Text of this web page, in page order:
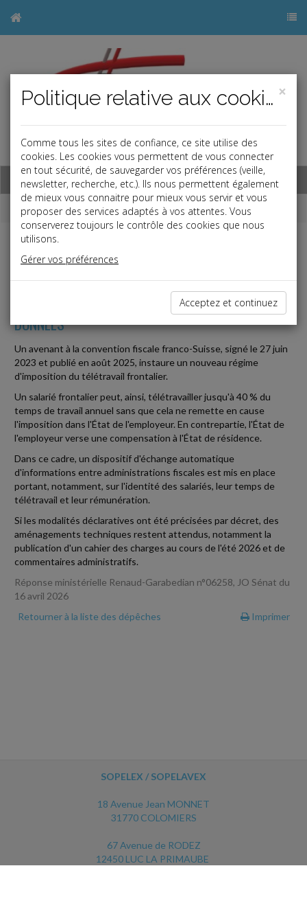
Base documentaire
Dépêches
Fiscal TPE
TÉLÉTRAVAIL FRONTALIER ET ÉCHANGE DE
DONNÉES
Un avenant à la convention fiscale franco-Suisse, signé le 27 juin
2023 et publié en août 2025, instaure un nouveau régime
d'imposition du télétravail frontalier.
Un salarié frontalier peut, ainsi, télétravailler jusqu'à 40 % du
temps de travail annuel sans que cela ne remette en cause
l'imposition dans l'État de l'employeur. En contrepartie, l'État de
l'employeur verse une compensation à l'État de résidence.
Dans ce cadre, un dispositif d'échange automatique
d'informations entre administrations fiscales est mis en place
portant, notamment, sur l'identité des salariés, leur temps de
télétravail et leur rémunération.
Si les modalités déclaratives ont été précisées par décret, des
aménagements techniques restent attendus, notamment la
publication d'un cahier des charges au cours de l'été 2026 et de
commentaires administratifs.
Réponse ministérielle Renaud-Garabedian n°06258, JO Sénat du
16 avril 2026
Retourner à la liste des dépêches
Imprimer
SOPELEX / SOPELAVEX
18 Avenue Jean MONNET
31770 COLOMIERS
67 Avenue de RODEZ
12450 LUC LA PRIMAUBE
×
Politique relative aux cookies
Comme tous les sites de confiance, ce site utilise des
cookies. Les cookies vous permettent de vous connecter
en tout sécurité, de sauvegarder vos préférences (veille,
newsletter, recherche, etc.). Ils nous permettent également
de mieux vous connaitre pour mieux vous servir et vous
proposer des services adaptés à vos attentes. Vous
conserverez toujours le contrôle des cookies que nous
utilisons.
Gérer vos préférences
Acceptez et continuez